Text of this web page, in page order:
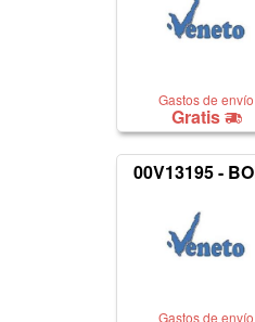
Gastos de envío
Gratis
00V13195 -
Gastos de envío